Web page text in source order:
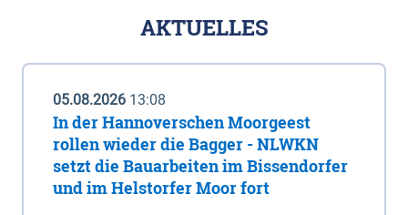
AKTUELLES
05.08.2026 13:08
In der Hannoverschen Moorgeest
rollen wieder die Bagger - NLWKN
setzt die Bauarbeiten im Bissendorfer
und im Helstorfer Moor fort